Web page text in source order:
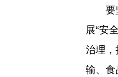
要
展“安
治理，
输、食